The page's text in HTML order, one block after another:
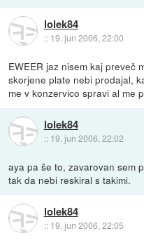
lolek84
:: 19. jun 2006, 22:00
EWEER jaz nisem kaj preveč
skorjene plate nebi prodajal,
me v konzervico spravi al me
lolek84
:: 19. jun 2006, 22:02
aya pa še to, zavarovan sem
tak da nebi reskiral s takimi.
lolek84
:: 19. jun 2006, 22:05